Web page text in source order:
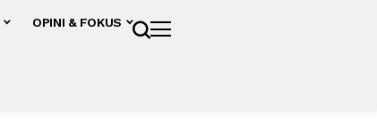
OPINI & FOKUS